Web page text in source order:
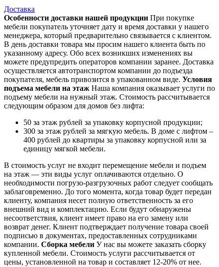
Доставка
Особенности доставки нашей продукции При покупке
мебели покупатель уточняет дату и время доставки у нашего
менеджера, который предварительно связывается с клиентом.
В день доставки товара мы просим нашего клиента быть по
указанному адресу. Обо всех возникших изменениях вы
можете предупредить операторов компании заранее. Доставка
осуществляется автотранспортом компании до подъезда
покупателя, мебель привозится в упакованном виде. Условия
подъема мебели на этаж Наша компания оказывает услуги по
подъему мебели на нужный этаж. Стоимость рассчитывается
следующим образом для домов без лифта:
50 за этаж рублей за упаковку корпусной продукции;
300 за этаж рублей за мягкую мебель. В доме с лифтом –
400 рублей до квартиры за упаковку корпусной или за
единицу мягкой мебели.
В стоимость услуг не входит перемещение мебели и подъем
на этаж — эти виды услуг оплачиваются отдельно. О
необходимости погрузо-разгрузочных работ следует сообщать
заблаговременно. До того момента, когда товар будет передан
клиенту, компания несет полную ответственность за его
внешний вид и комплектацию. Если будут обнаружены
несоответствия, клиент имеет право на его замену или
возврат денег. Клиент подтверждает получение товара своей
подписью в документах, предоставленных сотрудниками
компании. Сборка мебели У нас вы можете заказать сборку
купленной мебели. Стоимость услуги рассчитывается от
цены, установленной на товар и составляет 12-20% от нее.